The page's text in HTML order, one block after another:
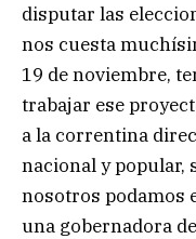
disputar las
nos cuesta
19 de noviembre,
trabajar ese
a la correntina
nacional y popular,
nosotros podamos
una gobernadora